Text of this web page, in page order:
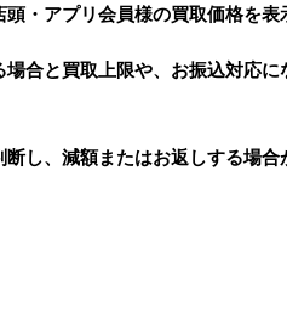
・アプリ会員様の買取価格を表
合と買取上限や、お振込対応に
断し、減額またはお返しする場